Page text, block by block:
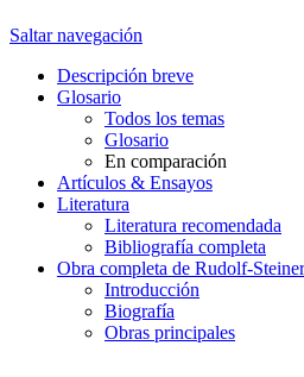
Saltar navegación
Descripción breve
Glosario
Todos los temas
Glosario
En comparación
Artículos & Ensayos
Literatura
Literatura recomendada
Bibliografía completa
Obra completa de Rudolf-Steiner
Introducción
Biografía
Obras principales